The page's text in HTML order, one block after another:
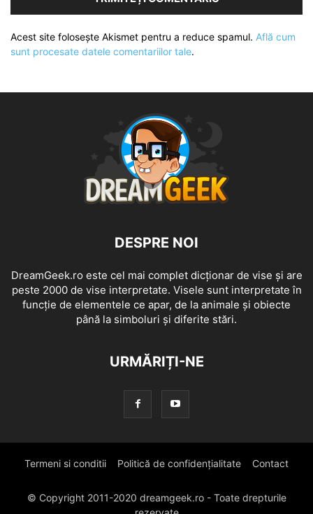
Acest site folosește Akismet pentru a reduce spamul. Află cum
sunt procesate datele comentariilor tale.
DESPRE NOI
DreamGeek.ro este cel mai complet dicționar de vise și are
peste 2000 de vise interpretate. Visele sunt interpretate în
funcție de elementele ce apar, de la animale și obiecte
până la simboluri și diferite stări.
URMĂRIȚI-NE
Termeni si conditii Politică de confidențialitate Contact
© Copyright 2011-2020 dreamgeek.ro - Toate drepturile